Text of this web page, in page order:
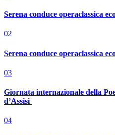
Serena conduce operaclassica
02
Serena conduce operaclassica
03
Giornata internazionale della
d’Assisi
04